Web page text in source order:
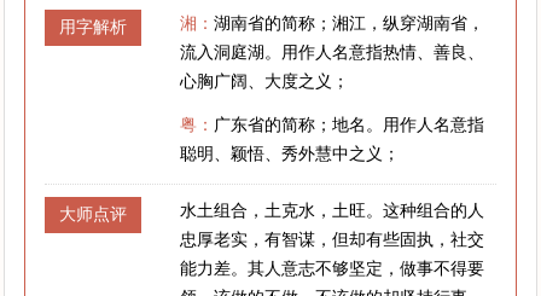
用字解析 湘：湖南省的简称；湘江，纵穿湖南省，
流入洞庭湖。用作人名意指热情、善良、
心胸广阔、大度之义；
粤： 广东省的简称；地名。用作人名意指
聪明、颖悟、秀外慧中之义；
大师点评
水土组合，土克水，土旺。这种组合的人
忠厚老实，有智谋，但却有些固执，社交
能力差。其人意志不够坚定，做事不得要